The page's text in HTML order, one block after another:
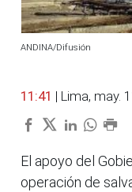
ANDINA/Difusión
11:41 | Lima, may.
El apoyo del
operación de